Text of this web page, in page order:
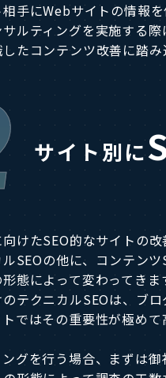
手にWebサイトの情報
ルティングを実施する
たコンテンツ改善に踏み
サイト別に
けたSEO的なサイトの
SEOの他に、コンテン
態によって変わってきま
テクニカルSEOは、ブ
ではその重要性が極めて
グを行う場合、まずは